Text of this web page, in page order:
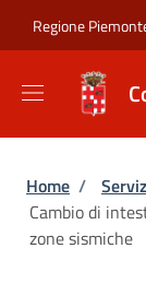
Regione
Home /
Cambio di
zone sismiche